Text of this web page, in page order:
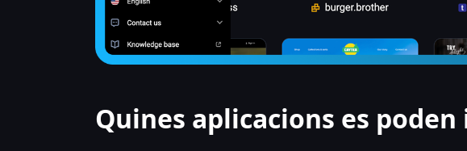
Quines aplicacions es poden